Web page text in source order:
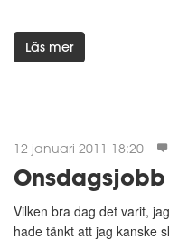
Läs mer
12 januari 2011 18:20
Vilken bra dag det varit,
hade tänkt att jag kanske